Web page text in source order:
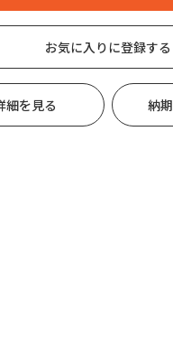
お気に入りに登録する
細を見る 納